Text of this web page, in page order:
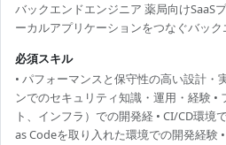
バックエンドエンジニア 薬局向けSaaS
ーカルアプリケーションをつなぐバッ
ーサイドエンジニアと共に、バックエン
ドしていただきます。 （開発環境） 言
ワーク : React,Node.js,Nest.js,FastAPI
Aurora, Cognit...
必須スキル
• パフォーマンスと保守性の高い設計・
ンでのセキュリティ知識・運用・経験 •
ト、インフラ）での開発経 • CI/CD環
as Codeを取り入れた環境での開発経験